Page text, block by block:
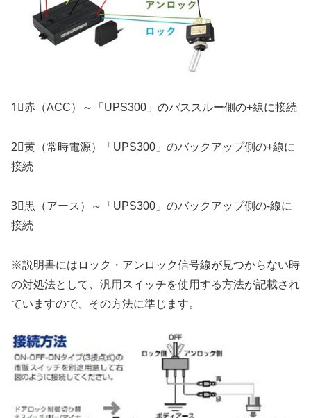
1⃣赤（ACC）～「UPS300」のパススルー側の+線に接続
2⃣黄（常時電源）「UPS300」のバックアップ側の+線に
接続
3⃣黒（アース）～「UPS300」のバックアップ側の-線に
接続
※説明書にはロック・アンロック信号線が見つからない時
の対処法として、汎用スイッチを使用する方法が記載され
ていますので、その方法に準じます。